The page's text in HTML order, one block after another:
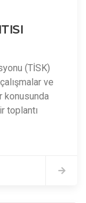
(TİSK)
ve
konusunda
toplantı